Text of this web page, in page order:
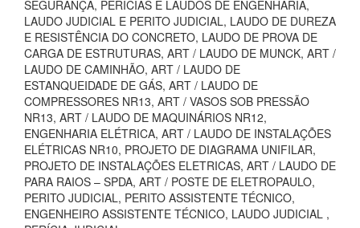
SEGURANÇA, PERÍCIAS E LAUDOS DE ENGENHARIA,
LAUDO JUDICIAL E PERITO JUDICIAL, LAUDO DE DUREZA
E RESISTÊNCIA DO CONCRETO, LAUDO DE PROVA DE
CARGA DE ESTRUTURAS, ART / LAUDO DE MUNCK, ART /
LAUDO DE CAMINHÃO, ART / LAUDO DE
ESTANQUEIDADE DE GÁS, ART / LAUDO DE
COMPRESSORES NR13, ART / VASOS SOB PRESSÃO
NR13, ART / LAUDO DE MAQUINÁRIOS NR12,
ENGENHARIA ELÉTRICA, ART / LAUDO DE INSTALAÇÕES
ELÉTRICAS NR10, PROJETO DE DIAGRAMA UNIFILAR,
PROJETO DE INSTALAÇÕES ELETRICAS, ART / LAUDO DE
PARA RAIOS – SPDA, ART / POSTE DE ELETROPAULO,
PERITO JUDICIAL, PERITO ASSISTENTE TÉCNICO,
ENGENHEIRO ASSISTENTE TÉCNICO, LAUDO JUDICIAL ,